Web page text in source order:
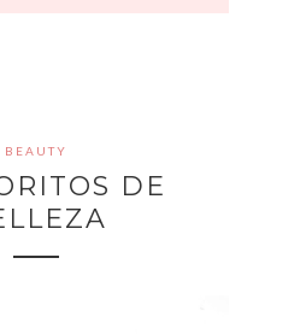
BEAUTY
DE